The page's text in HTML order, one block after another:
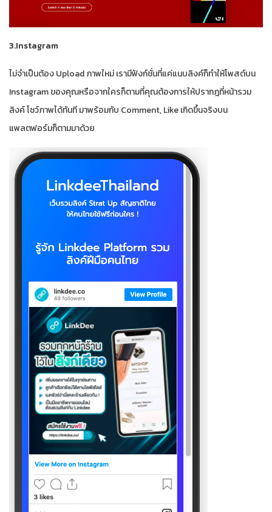
3.Instagram
ไม่จำเป็นต้อง Upload ภาพใหม่ เรามีฟังก์ชั่นที่แค่แนบลิงค์ก็ทำให้โพสต์บน
Instagram ของคุณหรือจากใครก็ตามที่คุณต้องการให้ปรากฎที่หน้ารวม
ลิงค์ โชว์ภาพได้ทันที มาพร้อมกับ Comment, Like เกิดขึ้นจริงบน
แพลตฟอร์มก็ตามมาด้วย